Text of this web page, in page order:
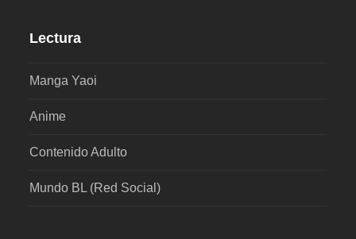
Lectura
Manga Yaoi
Anime
Contenido Adulto
Mundo BL (Red Social)